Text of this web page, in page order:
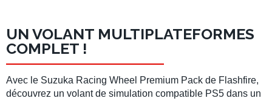
UN VOLANT MULTIPLATEFORMES
COMPLET !
Avec le Suzuka Racing Wheel Premium Pack de Flashfire,
découvrez un volant de simulation compatible PS5 dans un